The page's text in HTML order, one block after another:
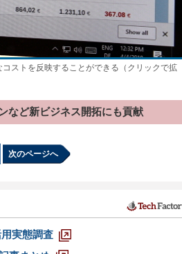
ストを反映することができる（クリックで拡
など新ビジネス開拓にも貢献
次のページへ
実態調査